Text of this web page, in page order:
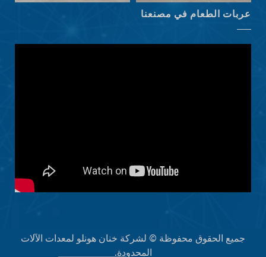
عربات الطعام في مصنعنا
جميع الحقوق محفوظة © لشركة خنان هونلو لمعدات الآلات
المحدودة.
Français
Italiano
Slovenščina